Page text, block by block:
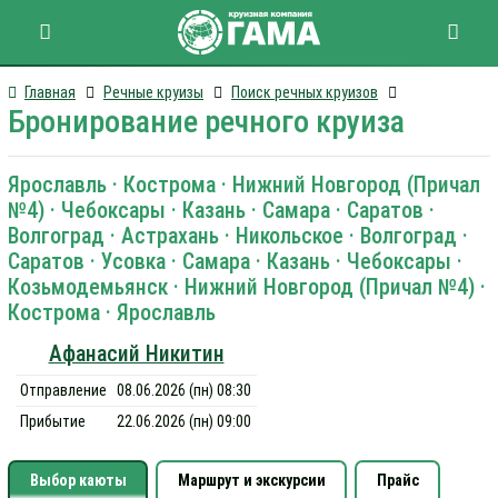
Главная Речные круизы Поиск речных круизов
Бронирование речного круиза
Ярославль · Кострома · Нижний Новгород (Причал
№4) · Чебоксары · Казань · Самара · Саратов ·
Волгоград · Астрахань · Никольское · Волгоград ·
Саратов · Усовка · Самара · Казань · Чебоксары ·
Козьмодемьянск · Нижний Новгород (Причал №4) ·
Кострома · Ярославль
Афанасий Никитин
Отправление
08.06.2026 (пн) 08:30
Прибытие
22.06.2026 (пн) 09:00
Выбор каюты Маршрут и экскурсии Прайс